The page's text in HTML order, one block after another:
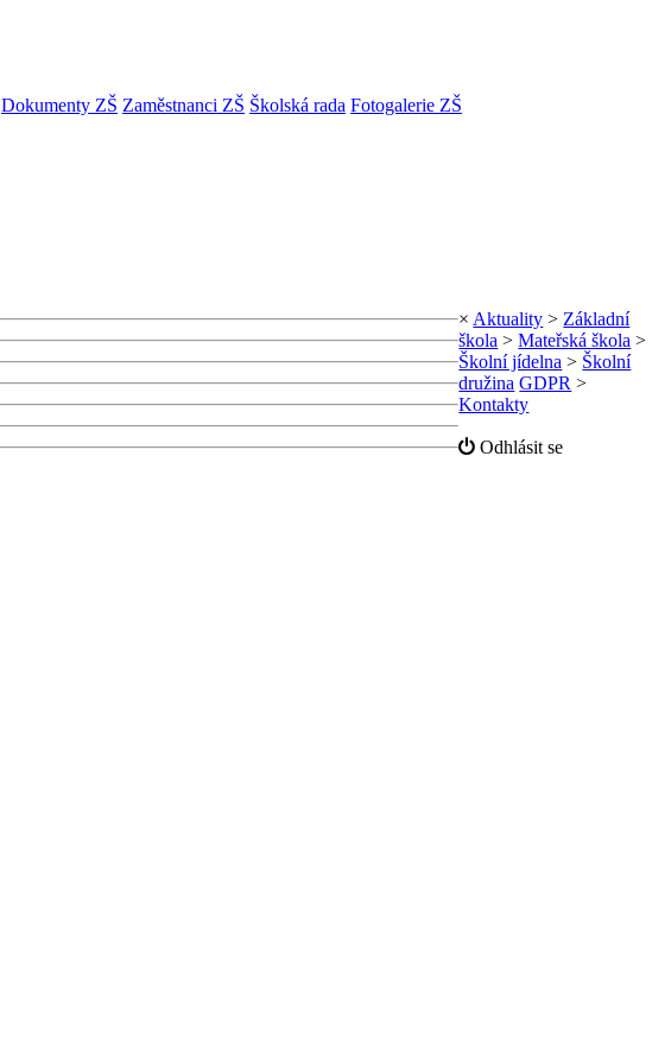
Dokumenty ZŠ Zaměstnanci ZŠ Školská rada Fotogalerie ZŠ
× Aktuality > Základní
škola >Mateřská škola >
Školní jídelna > Školní
družina GDPR >
Kontakty
Odhlásit se